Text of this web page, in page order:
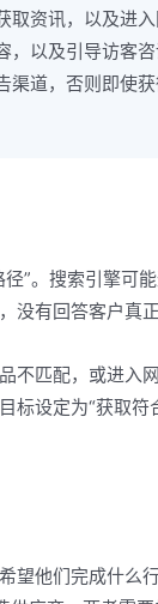
取资讯，以及进
以及引导访客咨
渠道，否则即使
”。搜索引擎可
有回答客户真正
不匹配，或进入
设定为“获取符
望他们完成什么